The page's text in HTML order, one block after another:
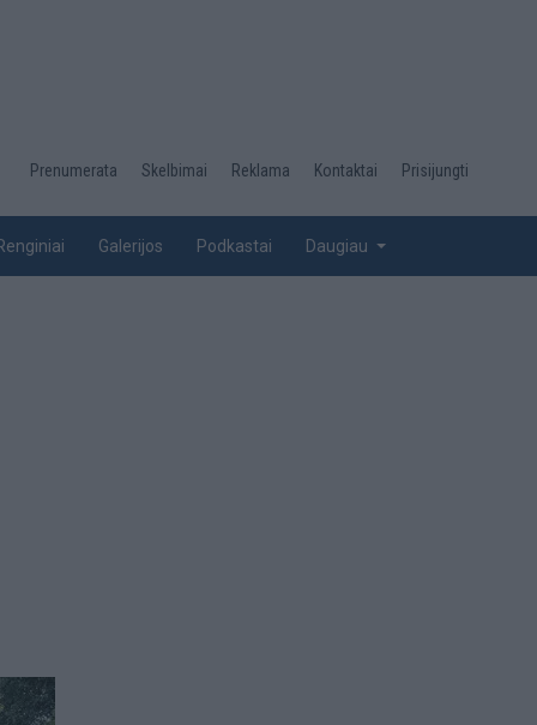
Desktop
top
Prenumerata Skelbimai Reklama Kontaktai Prisijungti
Galerijos Podkastai Daugiau